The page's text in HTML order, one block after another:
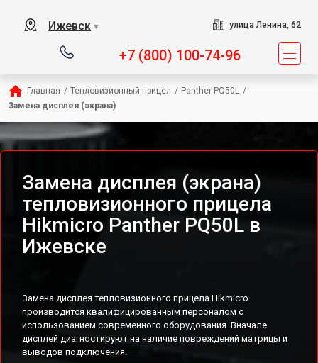
Ижевск ▼ улица Ленина, 62
+7 (800) 100-74-96
Главная / Тепловизионный прицел / Panther PQ50L /
Замена дисплея (экрана)
Замена дисплея (экрана)
тепловизионного прицела
Hikmicro Panther PQ50L в
Ижевске
Замена дисплея тепловизионного прицела Hikmicro
производится квалифицированным персоналом с
использованием современного оборудования. Вначале
дисплей диагностируют на наличие повреждений матрицы и
выводов подключения.